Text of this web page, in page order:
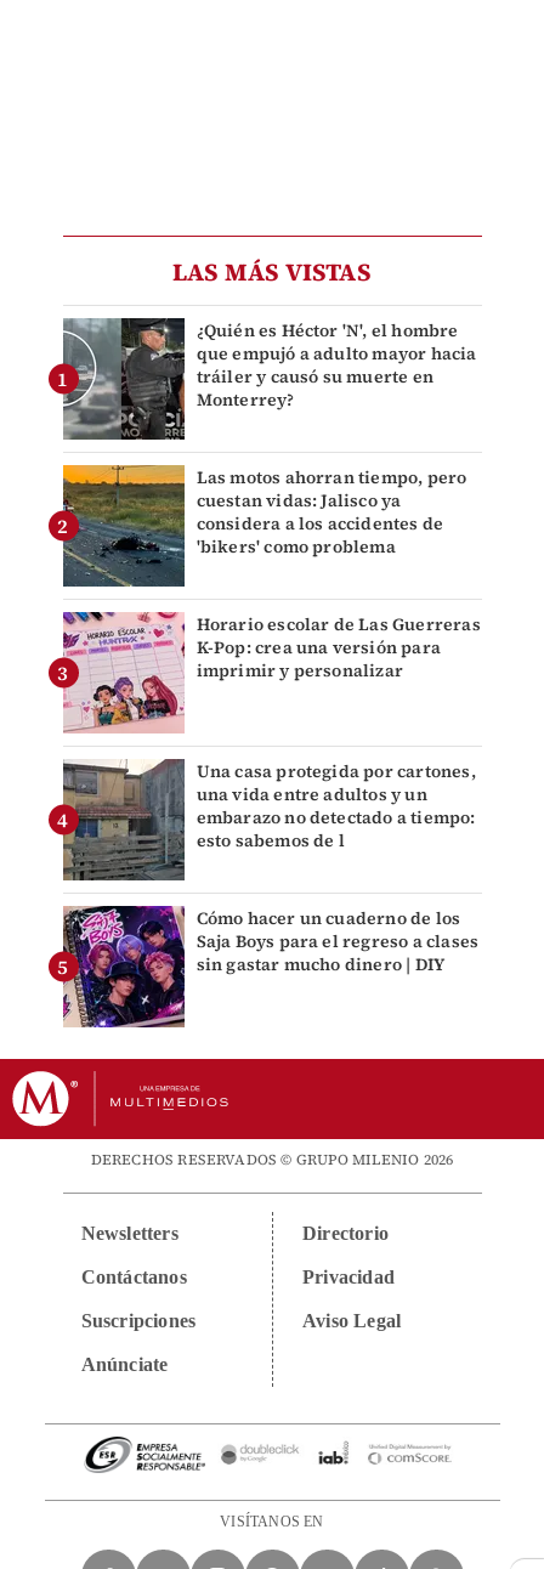
LAS MÁS VISTAS
¿Quién es Héctor 'N', el hombre
que empujó a adulto mayor hacia
tráiler y causó su muerte en
Monterrey?
Las motos ahorran tiempo, pero
cuestan vidas: Jalisco ya
considera a los accidentes de
'bikers' como problema
Horario escolar de Las Guerreras
K-Pop: crea una versión para
imprimir y personalizar
Una casa protegida por cartones,
una vida entre adultos y un
embarazo no detectado a tiempo:
esto sabemos de l
Cómo hacer un cuaderno de los
Saja Boys para el regreso a clases
sin gastar mucho dinero | DIY
DERECHOS RESERVADOS © GRUPO MILENIO 2026
Newsletters
Contáctanos
Suscripciones
Anúnciate
Directorio
Privacidad
Aviso Legal
VISÍTANOS EN